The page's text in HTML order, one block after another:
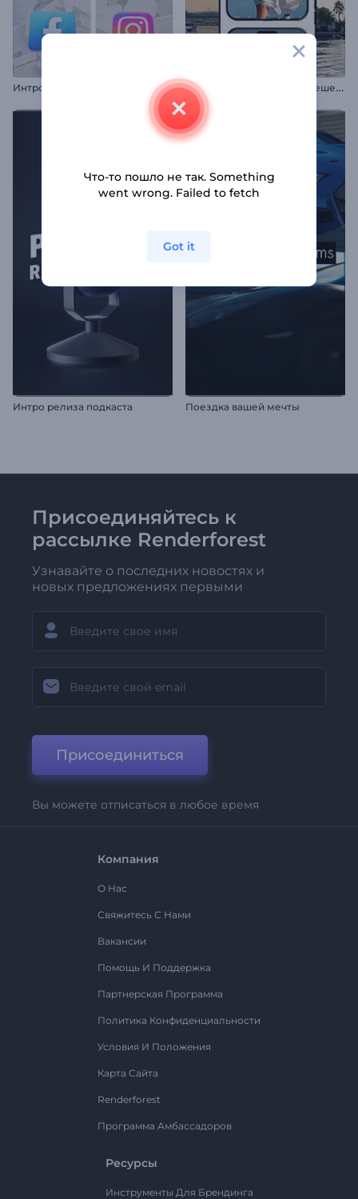
Интро: Иконки соцсетей Н
аилучшие моменты путешествия
Интро релиза подкаста Поездка вашей мечты
Присоединяйтесь к
рассылке Renderforest
Узнавайте о последних новостях и
новых предложениях первыми
Присоединиться
Вы можете отписаться в любое время
Компания
О Нас
Свяжитесь С Нами
Вакансии
Помощь И Поддержка
Партнерская Программа
Политика Конфиденциальности
Условия И Положения
Карта Сайта
Renderforest
Программа Амбассадоров
Ресурсы
Инструменты Для Брендинга
Что-то пошло не так. Something
went wrong. Failed to fetch
Got it